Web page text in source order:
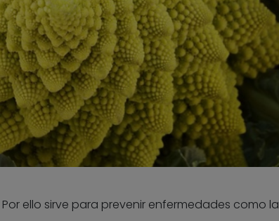
Por ello sirve para prevenir enfermedades como la